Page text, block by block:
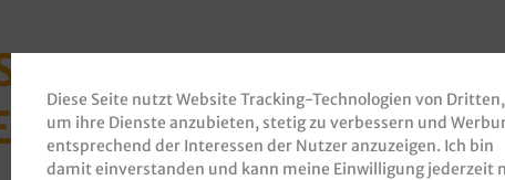
PRODUKT GEKAUFT
Diese Seite nutzt Website Tracking-Technologien von Dritten,
um ihre Dienste anzubieten, stetig zu verbessern und
entsprechend der Interessen der Nutzer anzuzeigen. Ich bin
damit einverstanden und kann meine Einwilligung jederzeit